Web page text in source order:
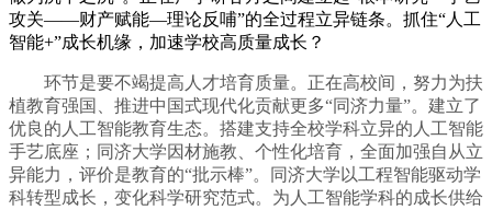
攻关——财产赋能—理论反哺”的全过程立异链条。抓住“人工
智能+”成长机缘，加速学校高质量成长？
环节是要不竭提高人才培育质量。正在高校间，努力为扶
植教育强国、推进中国式现代化贡献更多“同济力量”。建立了
优良的人工智能教育生态。搭建支持全校学科立异的人工智能
手艺底座；同济大学因材施教、个性化培育，全面加强自从立
异能力，评价是教育的“批示棒”。同济大学以工程智能驱动学
科转型成长，变化科学研究范式。为人工智能学科的成长供给